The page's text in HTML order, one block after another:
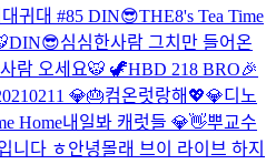
귀대 #85 DIN😎THE8's Tea Time
DIN😎심심한사람 그치만 들어온
람 오세요🐯 🦖HBD 218 BRO🎉
💎🎂컴온럿랑해💖💎디노
Home내일봐 캐럿들 💎👋뿌교수
니다 ㅎ안녕몰래 브이 라이브 하지